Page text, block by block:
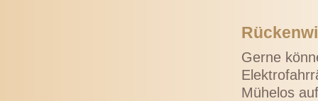
Gerne
Mühelos